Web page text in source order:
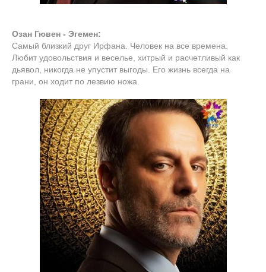
Озан Гювен - Эгемен:
Самый близкий друг Ирфана. Человек на все времена.
Любит удовольствия и веселье, хитрый и расчетливый как
дьявол, никогда не упустит выгоды. Его жизнь всегда на
грани, он ходит по лезвию ножа.